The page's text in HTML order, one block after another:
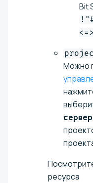
Bit
Можно
ресурса